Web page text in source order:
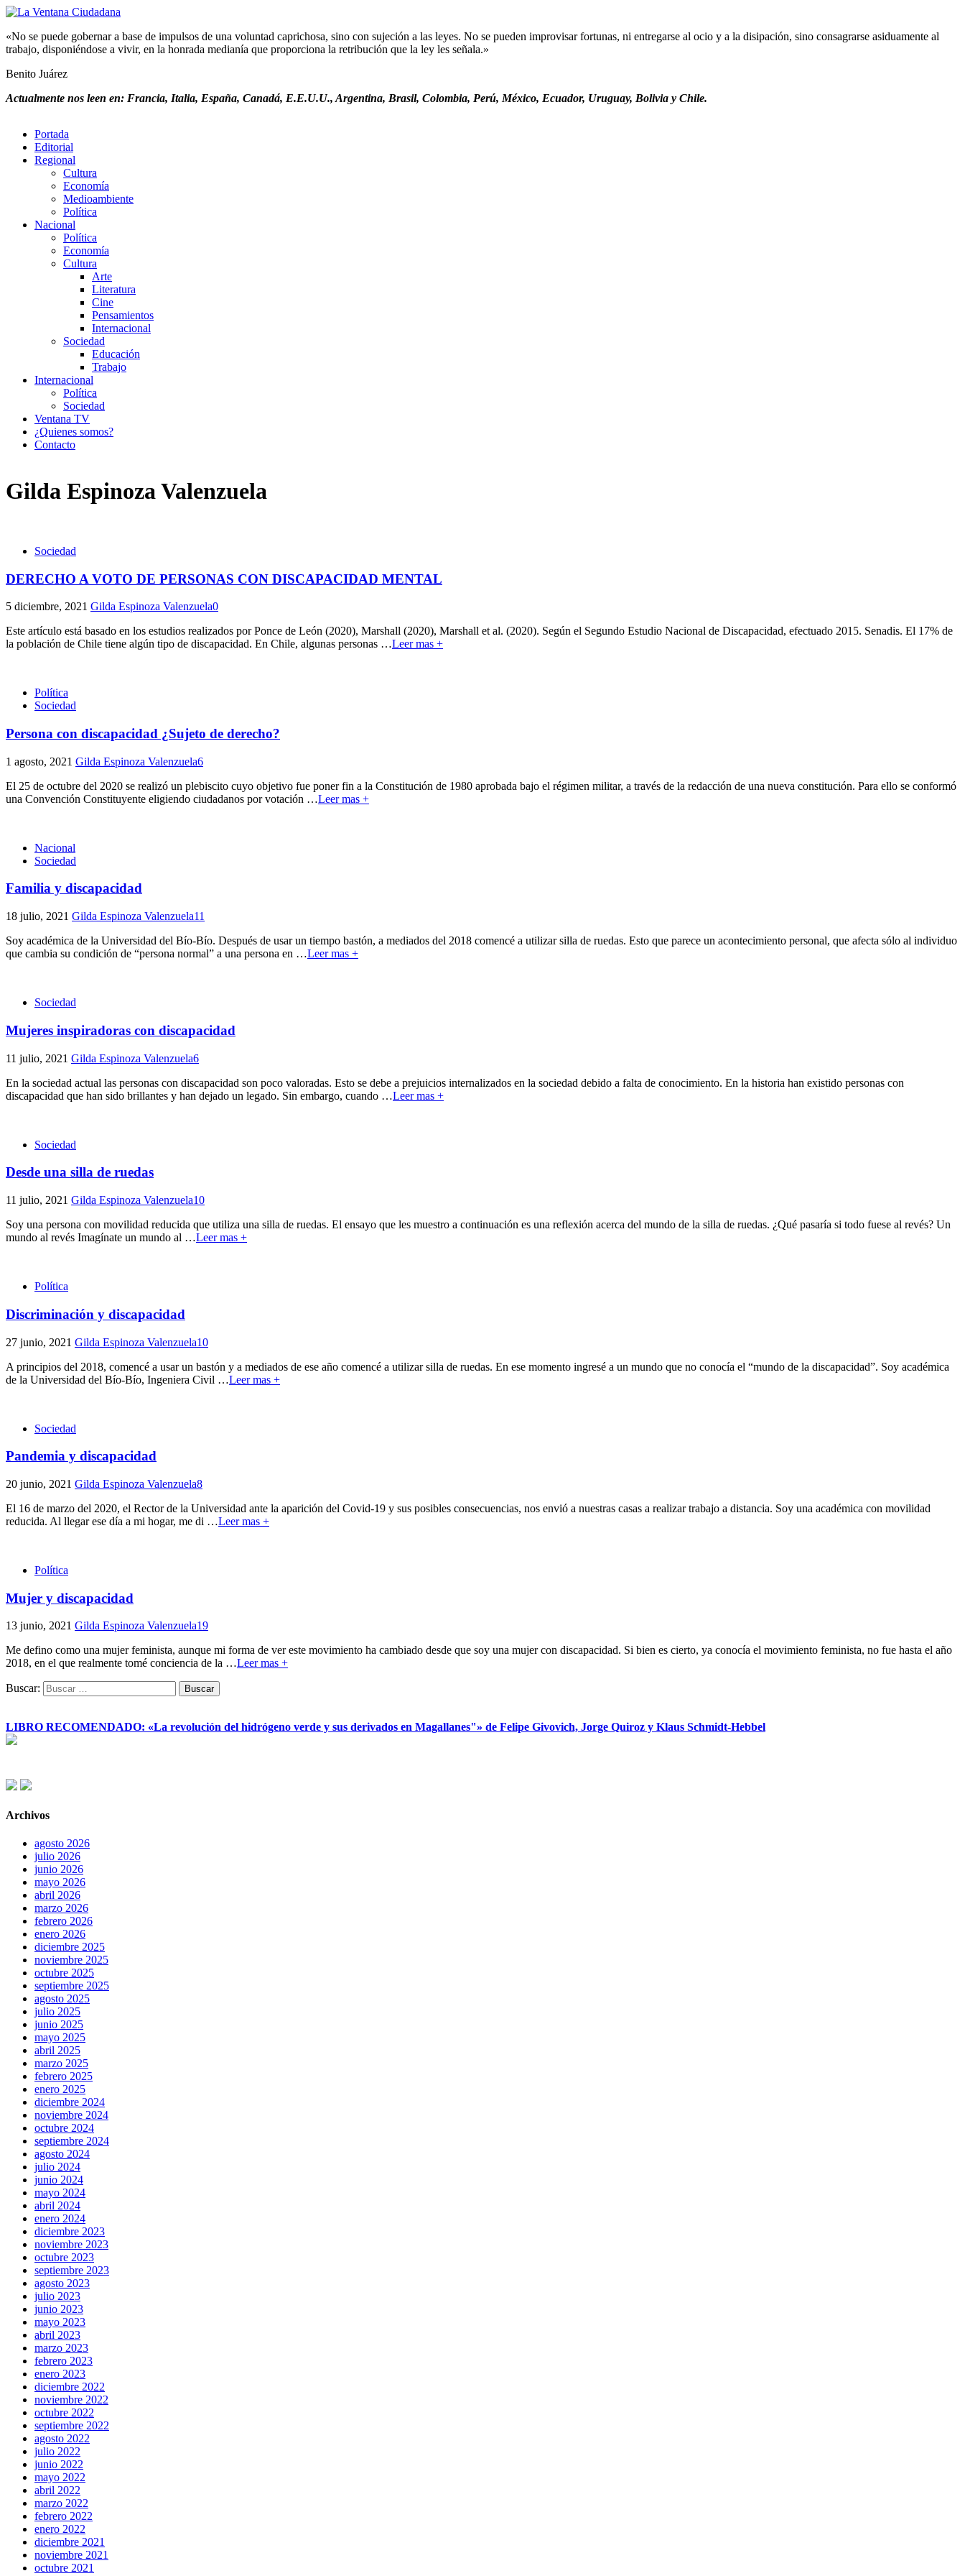
«No se puede gobernar a base de impulsos de una voluntad caprichosa, sino con sujeción a las leyes. No se pueden improvisar fortunas, ni entregarse al ocio y a la disipación, sino consagrarse asiduamente al
trabajo, disponiéndose a vivir, en la honrada medianía que proporciona la retribución que la ley les señala.»
Benito Juárez
Actualmente nos leen en: Francia, Italia, España, Canadá, E.E.U.U., Argentina, Brasil, Colombia, Perú, México, Ecuador, Uruguay, Bolivia y Chile.
Portada
Editorial
Regional
Cultura
Economía
Medioambiente
Política
Nacional
Política
Economía
Cultura
Arte
Literatura
Cine
Pensamientos
Internacional
Sociedad
Educación
Trabajo
Internacional
Política
Sociedad
Ventana TV
¿Quienes somos?
Contacto
Gilda Espinoza Valenzuela
Sociedad
DERECHO A VOTO DE PERSONAS CON DISCAPACIDAD MENTAL
5 diciembre, 2021 Gilda Espinoza Valenzuela0
Este artículo está basado en los estudios realizados por Ponce de León (2020), Marshall (2020), Marshall et al. (2020). Según el Segundo Estudio Nacional de Discapacidad, efectuado 2015. Senadis. El 17% de
la población de Chile tiene algún tipo de discapacidad. En Chile, algunas personas …Leer mas +
Política
Sociedad
Persona con discapacidad ¿Sujeto de derecho?
1 agosto, 2021 Gilda Espinoza Valenzuela6
El 25 de octubre del 2020 se realizó un plebiscito cuyo objetivo fue poner fin a la Constitución de 1980 aprobada bajo el régimen militar, a través de la redacción de una nueva constitución. Para ello se conformó
una Convención Constituyente eligiendo ciudadanos por votación …Leer mas +
Nacional
Sociedad
Familia y discapacidad
18 julio, 2021 Gilda Espinoza Valenzuela11
Soy académica de la Universidad del Bío-Bío. Después de usar un tiempo bastón, a mediados del 2018 comencé a utilizar silla de ruedas. Esto que parece un acontecimiento personal, que afecta sólo al individuo
que cambia su condición de “persona normal” a una persona en …Leer mas +
Sociedad
Mujeres inspiradoras con discapacidad
11 julio, 2021 Gilda Espinoza Valenzuela6
En la sociedad actual las personas con discapacidad son poco valoradas. Esto se debe a prejuicios internalizados en la sociedad debido a falta de conocimiento. En la historia han existido personas con
discapacidad que han sido brillantes y han dejado un legado. Sin embargo, cuando …Leer mas +
Sociedad
Desde una silla de ruedas
11 julio, 2021 Gilda Espinoza Valenzuela10
Soy una persona con movilidad reducida que utiliza una silla de ruedas. El ensayo que les muestro a continuación es una reflexión acerca del mundo de la silla de ruedas. ¿Qué pasaría si todo fuese al revés? Un
mundo al revés Imagínate un mundo al …Leer mas +
Política
Discriminación y discapacidad
27 junio, 2021 Gilda Espinoza Valenzuela10
A principios del 2018, comencé a usar un bastón y a mediados de ese año comencé a utilizar silla de ruedas. En ese momento ingresé a un mundo que no conocía el “mundo de la discapacidad”. Soy académica
de la Universidad del Bío-Bío, Ingeniera Civil …Leer mas +
Sociedad
Pandemia y discapacidad
20 junio, 2021 Gilda Espinoza Valenzuela8
El 16 de marzo del 2020, el Rector de la Universidad ante la aparición del Covid-19 y sus posibles consecuencias, nos envió a nuestras casas a realizar trabajo a distancia. Soy una académica con movilidad
reducida. Al llegar ese día a mi hogar, me di …Leer mas +
Política
Mujer y discapacidad
13 junio, 2021 Gilda Espinoza Valenzuela19
Me defino como una mujer feminista, aunque mi forma de ver este movimiento ha cambiado desde que soy una mujer con discapacidad. Si bien es cierto, ya conocía el movimiento feminista, no fue hasta el año
2018, en el que realmente tomé conciencia de la …Leer mas +
Buscar:
LIBRO RECOMENDADO: «La revolución del hidrógeno verde y sus derivados en Magallanes"» de Felipe Givovich, Jorge Quiroz y Klaus Schmidt-Hebbel
Archivos
agosto 2026
julio 2026
junio 2026
mayo 2026
abril 2026
marzo 2026
febrero 2026
enero 2026
diciembre 2025
noviembre 2025
octubre 2025
septiembre 2025
agosto 2025
julio 2025
junio 2025
mayo 2025
abril 2025
marzo 2025
febrero 2025
enero 2025
diciembre 2024
noviembre 2024
octubre 2024
septiembre 2024
agosto 2024
julio 2024
junio 2024
mayo 2024
abril 2024
enero 2024
diciembre 2023
noviembre 2023
octubre 2023
septiembre 2023
agosto 2023
julio 2023
junio 2023
mayo 2023
abril 2023
marzo 2023
febrero 2023
enero 2023
diciembre 2022
noviembre 2022
octubre 2022
septiembre 2022
agosto 2022
julio 2022
junio 2022
mayo 2022
abril 2022
marzo 2022
febrero 2022
enero 2022
diciembre 2021
noviembre 2021
octubre 2021